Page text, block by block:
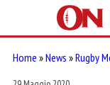
Home »News »Rugby